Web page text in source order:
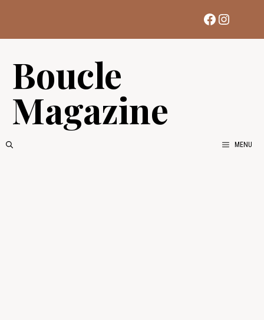
contenu
Facebook
Boucle
Magazine
MENU